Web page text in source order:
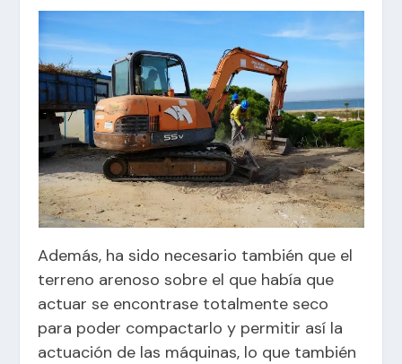
Además, ha sido necesario también que el
terreno arenoso sobre el que había que
actuar se encontrase totalmente seco
para poder compactarlo y permitir así la
actuación de las máquinas, lo que también